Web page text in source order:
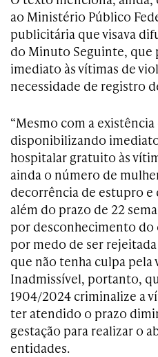
ao Ministério Público
publicitária que visava
do Minuto Seguinte,
imediato às vítimas de
necessidade de registro
“Mesmo com a existência
disponibilizando
hospitalar gratuito às
ainda o número de
decorrência de estupro e
além do prazo de 22
por desconhecimento do
por medo de ser
que não tenha culpa
Inadmissível, portanto,
1904/2024 criminalize a
ter atendido o prazo
gestação para realizar o
entidades.